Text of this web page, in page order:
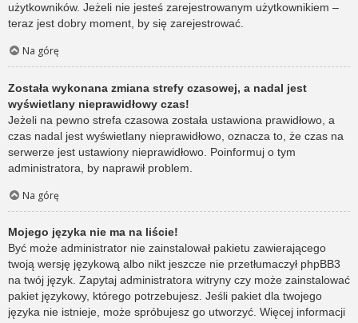
użytkowników. Jeżeli nie jesteś zarejestrowanym użytkownikiem –
teraz jest dobry moment, by się zarejestrować.
Na górę
Została wykonana zmiana strefy czasowej, a nadal jest
wyświetlany nieprawidłowy czas!
Jeżeli na pewno strefa czasowa została ustawiona prawidłowo, a
czas nadal jest wyświetlany nieprawidłowo, oznacza to, że czas na
serwerze jest ustawiony nieprawidłowo. Poinformuj o tym
administratora, by naprawił problem.
Na górę
Mojego języka nie ma na liście!
Być może administrator nie zainstalował pakietu zawierającego
twoją wersję językową albo nikt jeszcze nie przetłumaczył phpBB3
na twój język. Zapytaj administratora witryny czy może zainstalować
pakiet językowy, którego potrzebujesz. Jeśli pakiet dla twojego
języka nie istnieje, może spróbujesz go utworzyć. Więcej informacji